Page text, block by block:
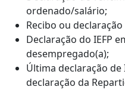
ordenado/salário;
Recibo ou
Declaração do IEFP
desempregado(a);
Última declaração de
declaração da